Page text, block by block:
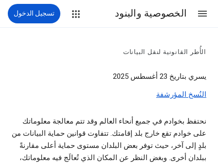
الخصوصية والبنود تسجيل الدخول
الأُطر القانونية لنقل البيانات
يسري بتاريخ 23 أغسطس 2025
النُسخ المؤرشفة
نحتفظ بخوادم في جميع أنحاء العالم وقد تتم معالجة معلوماتك
على خوادم تقع خارج بلد إقامتك. تتفاوت قوانين حماية البيانات من
بلدٍ إلى آخر، حيث توفر بعض البلدان مستوى حماية أعلى مقارنةً
ببلدان أخرى. وبغض النظر عن المكان الذي تُعالَج فيه معلوماتك،